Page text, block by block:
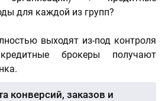
для каждой из групп?
выходят из-под контроля
брокеры получают
конверсий, заказов и